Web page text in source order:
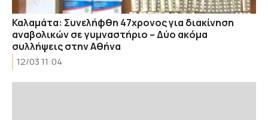
Καλαμάτα: Συνελήφθη 47χρονος για διακίνηση
αναβολικών σε γυμναστήριο – Δύο ακόμα
συλλήψεις στην Αθήνα
12/03 11:04